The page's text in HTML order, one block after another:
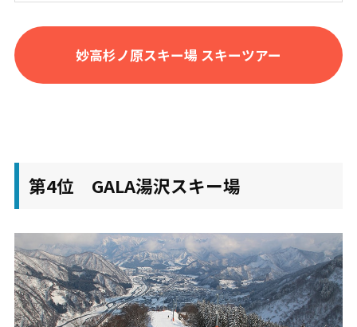
妙高杉ノ原スキー場 スキーツアー
第4位 GALA湯沢スキー場